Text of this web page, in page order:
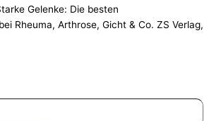
Gelenke: Die besten
Rheuma, Arthrose, Gicht & Co. ZS Verlag,